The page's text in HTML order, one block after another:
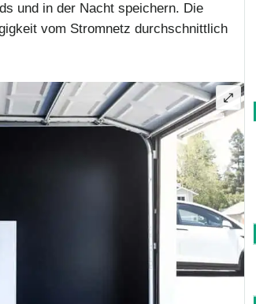
und in der Nacht speichern. Die
vom Stromnetz durchschnittlich